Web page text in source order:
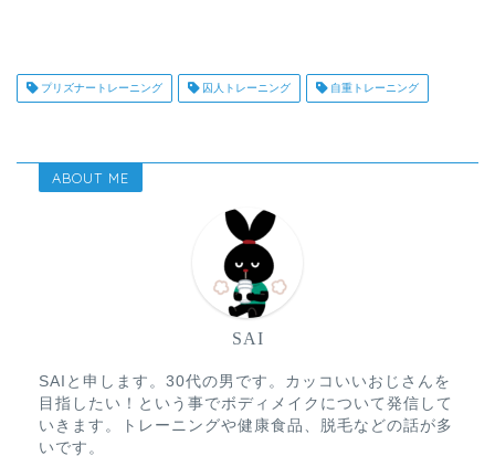
プリズナートレーニング 囚人トレーニング 自重トレーニング
ABOUT ME
SAI
SAIと申します。30代の男です。カッコいいおじさんを
目指したい！という事でボディメイクについて発信して
いきます。トレーニングや健康食品、脱毛などの話が多
いです。